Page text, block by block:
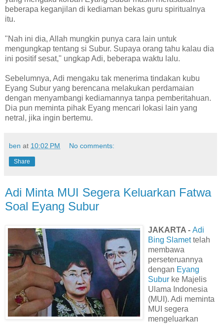
beberapa keganjilan di kediaman bekas guru spiritualnya
itu.
"Nah ini dia, Allah mungkin punya cara lain untuk
mengungkap tentang si Subur. Supaya orang tahu kalau dia
ini positif sesat," ungkap Adi, beberapa waktu lalu.
Sebelumnya, Adi mengaku tak menerima tindakan kubu
Eyang Subur yang berencana melakukan perdamaian
dengan menyambangi kediamannya tanpa pemberitahuan.
Dia pun meminta pihak Eyang mencari lokasi lain yang
netral, jika ingin bertemu.
ben at 10:02 PM No comments:
Share
Adi Minta MUI Segera Keluarkan Fatwa
Soal Eyang Subur
JAKARTA - Adi
Bing Slamettelah
membawa
perseteruannya
dengan Eyang
Subur ke Majelis
Ulama Indonesia
(MUI). Adi meminta
MUI segera
mengeluarkan